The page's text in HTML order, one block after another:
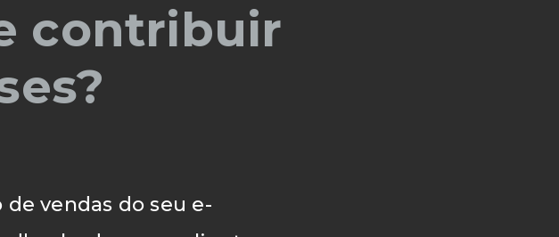
contribuir
de vendas do seu e-